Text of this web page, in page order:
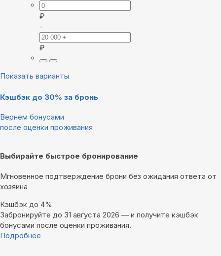
₽
-
₽
Показать варианты
Кэшбэк до 30% за бронь
Вернём бонусами
после оценки проживания
Выбирайте быстрое бронирование
Мгновенное подтверждение брони без ожидания ответа от
хозяина
Кэшбэк до 4%
Забронируйте до 31 августа 2026 — и получите кэшбэк
бонусами после оценки проживания.
Подробнее